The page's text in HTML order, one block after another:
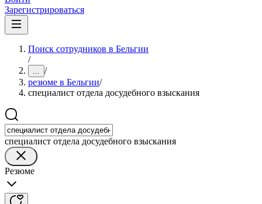
Зарегистрироваться
Поиск сотрудников в Бельгии
/
... /
резюме в Бельгии/
специалист отдела досудебного взыскания
специалист отдела досудебного взыскания
Резюме